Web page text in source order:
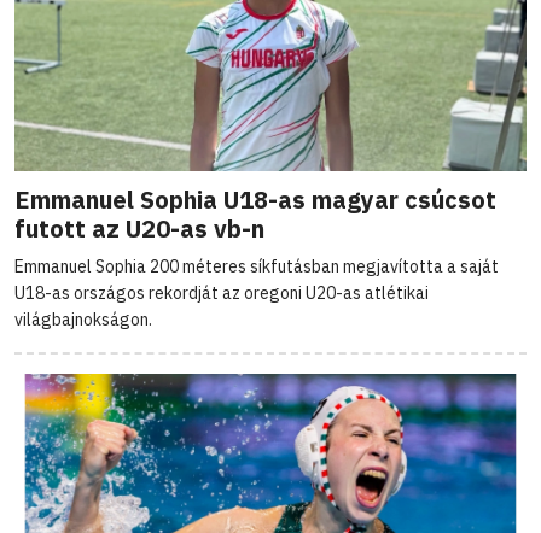
Emmanuel Sophia U18-as magyar csúcsot
futott az U20-as vb-n
Emmanuel Sophia 200 méteres síkfutásban megjavította a saját
U18-as országos rekordját az oregoni U20-as atlétikai
világbajnokságon.